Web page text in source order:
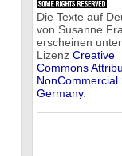
Die Texte auf
von Susanne
erscheinen
Lizenz Creative
Commons
NonCommercial
Germany.